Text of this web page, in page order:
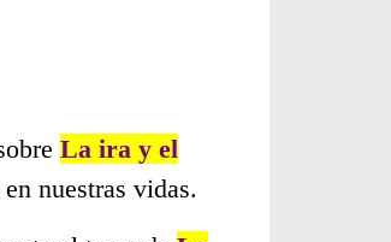
La ira y el
nuestras vidas.